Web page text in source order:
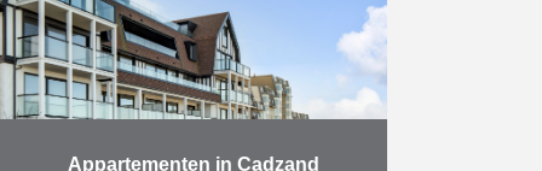
Meer
Appartementen in Cadzand